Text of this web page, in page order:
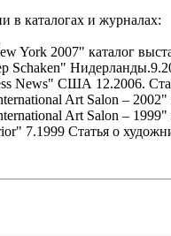
в каталогах и журналах:
York 2007" каталог
Schaken"
News" США 12.2006.
Art Salon – 2002"
Art Salon – 1999"
7.1999 Статья о